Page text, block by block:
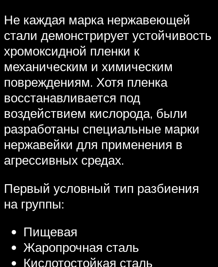
Не каждая марка нержавеющей
стали демонстрирует устойчивость
хромоксидной пленки к
механическим и химическим
повреждениям. Хотя пленка
восстанавливается под
воздействием кислорода, были
разработаны специальные марки
нержавейки для применения в
агрессивных средах.
Первый условный тип разбиения
на группы:
Пищевая
Жаропрочная сталь
Кислотостойкая сталь